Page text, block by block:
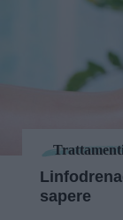
sapere